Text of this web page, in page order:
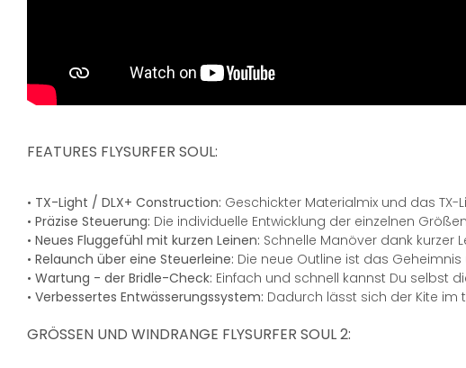
FEATURES FLYSURFER SOUL:
• TX-Light / DLX+ Construction: Geschickter Materialmix und das
• Präzise Steuerung: Die individuelle Entwicklung der einzelnen
• Neues Fluggefühl mit kurzen Leinen: Schnelle Manöver dank kurzer
• Relaunch über eine Steuerleine: Die neue Outline ist das
• Wartung - der Bridle-Check: Einfach und schnell kannst Du selbst
• Verbessertes Entwässerungssystem: Dadurch lässt sich der Kite im
GRÖSSEN UND WINDRANGE FLYSURFER SOUL 2: